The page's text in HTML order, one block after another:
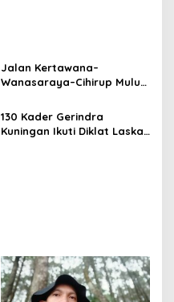
Jalan Kertawana–
Wanasaraya–Cihirup Mulus,
Perjuangan Anggota DPR RI
Rokhmat Ardiyan
130 Kader Gerindra
Kuningan Ikuti Diklat Laskar